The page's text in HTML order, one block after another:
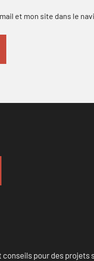
et mon site dans le
pour des projets